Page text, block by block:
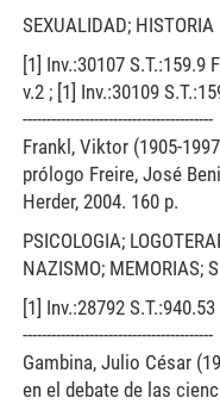
SEXUALIDAD; HISTORIA
[1] Inv.:30107 S.T.:159.9
v.2 ; [1] Inv.:30109
----------------------------------------
Frankl, Viktor (1905-
prólogo Freire, José
Herder, 2004. 160 p.
PSICOLOGIA;
NAZISMO; MEMORIAS;
[1] Inv.:28792 S.T.:940.53
----------------------------------------
Gambina, Julio César
en el debate de las